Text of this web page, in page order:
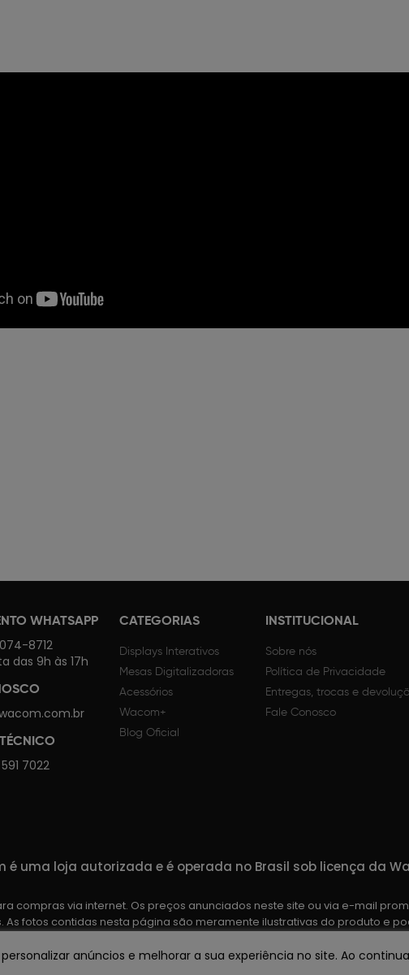
WHATSAPP
8712
das 9h às 17h
7022
CATEGORIAS
Displays Interativos
Mesas Digitalizadoras
Acessórios
Wacom+
Blog Oficial
INSTITUCIONAL
Sobre nós
Política de Privacidade
Entregas, trocas e
Fale Conosco
é uma loja autorizada e é operada no Brasil sob licença da
compras via internet. Os preços anunciados neste site ou via e-mail
As fotos contidas nesta página são meramente ilustrativas do produto e
anúncios e melhorar a sua experiência no site. Ao